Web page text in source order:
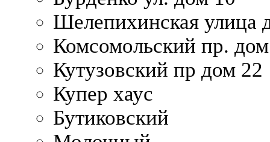
Шелепихинская улица
Комсомольский пр.
Кутузовский пр дом 22
Купер хаус
Бутиковский